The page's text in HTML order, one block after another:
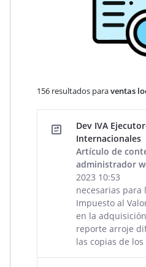
156 resultados paraventas
Dev IVA
Internacionales
Artículo de
administrador
2023 10:53
necesarias para
Impuesto al
en la adquisición
reporte arroje
las copias de